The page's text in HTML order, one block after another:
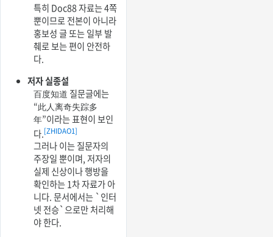
특히 Doc88 자료는 4쪽
뿐이므로 전본이 아니라
홍보성 글 또는 일부 발
췌로 보는 편이 안전하
다.
저자 실종설
百度知道 질문글에는
“此人离奇失踪多
年”이라는 표현이 보인
다.[ZHIDAO1]
그러나 이는 질문자의
주장일 뿐이며, 저자의
실제 신상이나 행방을
확인하는 1차 자료가 아
니다. 문서에서는 `인터
넷 전승`으로만 처리해
야 한다.